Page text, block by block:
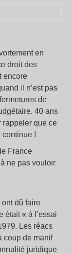
en
droit des
encore
il n’est pas
de
40 ans
rappeler que ce
continue !
France
ne pas vouloir
ont dû faire
était « à l’essai
Les réacs
coup de manif
juridique